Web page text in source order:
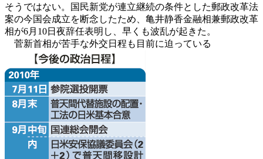
そうではない。国民新党が連立継続の条件とした郵政改革法
案の今国会成立を断念したため、亀井静香金融相兼郵政改革
相が6月10日夜辞任表明し、早くも波乱が起きた。
菅新首相が苦手な外交日程も目前に迫っている